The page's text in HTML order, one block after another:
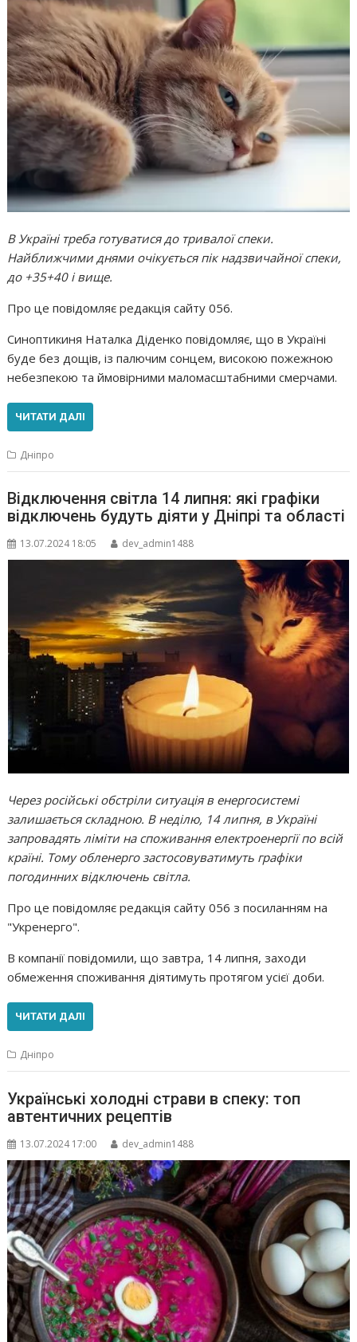
В Україні треба готуватися до тривалої спеки.
Найближчими днями очікується пік надзвичайної спеки,
до +35+40 і вище.
Про це повідомляє редакція сайту 056.
Синоптикиня Наталка Діденко повідомляє, що в Україні
буде без дощів, із палючим сонцем, високою пожежною
небезпекою та ймовірними маломасштабними смерчами.
ЧИТАТИ ДАЛІ
Дніпро
Відключення світла 14 липня: які графіки
відключень будуть діяти у Дніпрі та області
13.07.2024 18:05 dev_admin1488
Через російські обстріли ситуація в енергосистемі
залишається складною. В неділю, 14 липня, в Україні
запровадять ліміти на споживання електроенергії по всій
країні. Тому обленерго застосовуватимуть графіки
погодинних відключень світла.
Про це повідомляє редакція сайту 056 з посиланням на
"Укренерго".
В компанії повідомили, що завтра, 14 липня, заходи
обмеження споживання діятимуть протягом усієї доби.
ЧИТАТИ ДАЛІ
Дніпро
Українські холодні страви в спеку: топ
автентичних рецептів
13.07.2024 17:00 dev_admin1488